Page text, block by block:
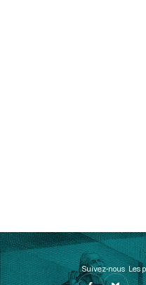
Suivez-nous Les